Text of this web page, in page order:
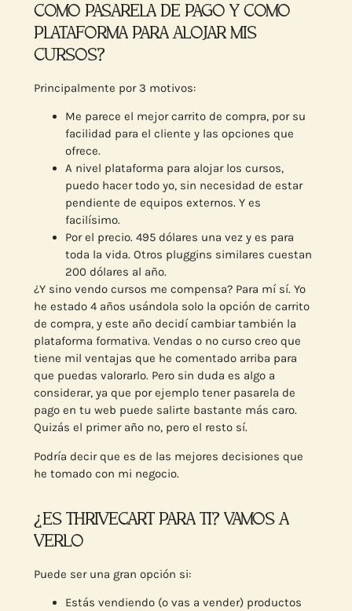
COMO PASARELA DE PAGO Y COMO
PLATAFORMA PARA ALOJAR MIS
CURSOS?
Principalmente por 3 motivos:
Me parece el mejor carrito de compra, por su
facilidad para el cliente y las opciones que
ofrece.
A nivel plataforma para alojar los cursos,
puedo hacer todo yo, sin necesidad de estar
pendiente de equipos externos. Y es
facilísimo.
Por el precio. 495 dólares una vez y es para
toda la vida. Otros pluggins similares cuestan
200 dólares al año.
¿Y sino vendo cursos me compensa? Para mí sí. Yo
he estado 4 años usándola solo la opción de carrito
de compra, y este año decidí cambiar también la
plataforma formativa. Vendas o no curso creo que
tiene mil ventajas que he comentado arriba para
que puedas valorarlo. Pero sin duda es algo a
considerar, ya que por ejemplo tener pasarela de
pago en tu web puede salirte bastante más caro.
Quizás el primer año no, pero el resto sí.
Podría decir que es de las mejores decisiones que
he tomado con mi negocio.
¿ES THRIVECART PARA TI? VAMOS A
VERLO
Puede ser una gran opción si:
Estás vendiendo (o vas a vender) productos